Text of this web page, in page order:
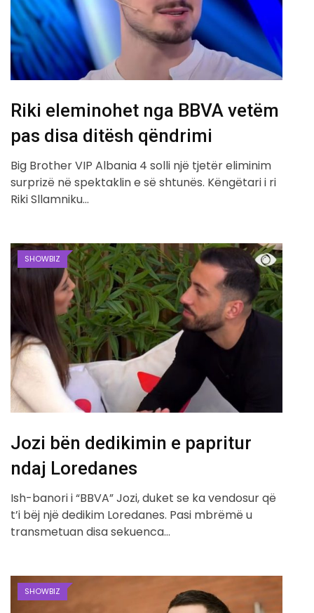
Riki eleminohet nga BBVA vetëm
pas disa ditësh qëndrimi
Big Brother VIP Albania 4 solli një tjetër eliminim
surprizë në spektaklin e së shtunës. Këngëtari i ri
Riki Sllamniku…
SHOWBIZ
Jozi bën dedikimin e papritur
ndaj Loredanes
Ish-banori i “BBVA” Jozi, duket se ka vendosur që
t’i bëj një dedikim Loredanes. Pasi mbrëmë u
transmetuan disa sekuenca…
SHOWBIZ